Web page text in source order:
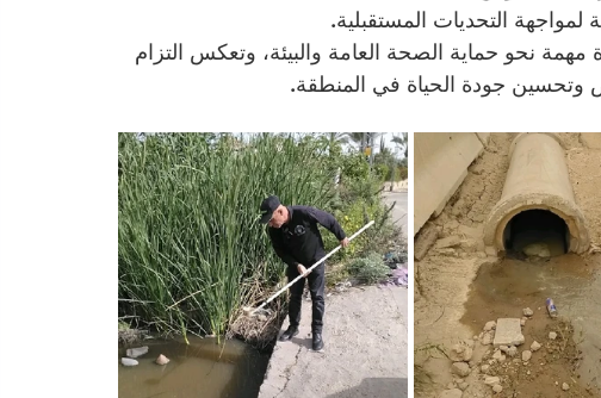
لمواجهة التحديات المستقبلية.
مهمة نحو حماية الصحة العامة والبيئة، وتعكس التزام
وتحسين جودة الحياة في المنطقة.